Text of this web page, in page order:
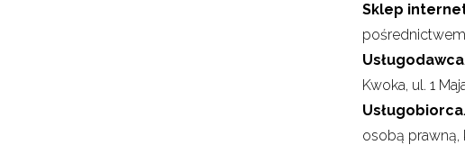
Sklep
Kwoka, ul. 1
osobą